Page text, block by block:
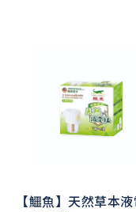
【鱷魚】天然草本